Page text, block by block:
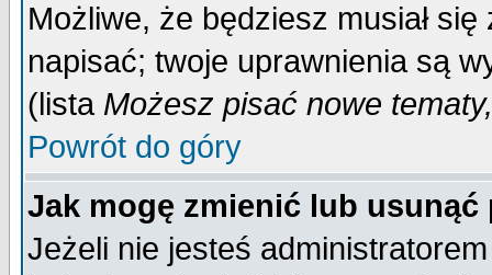
Możliwe, że będziesz musiał
napisać; twoje uprawnienia są
(lista Możesz pisać nowe
Powrót do góry
Jak mogę zmienić lub usunąć
Jeżeli nie jesteś